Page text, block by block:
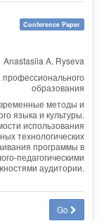
Conference Paper
Anastasiia A. Ryseva
образования
методы и
языка и культуры.
использования
технологических
программы в
педагогическими
аудитории.
Go